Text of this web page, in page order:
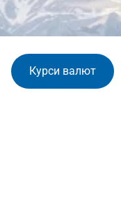
Курси валют